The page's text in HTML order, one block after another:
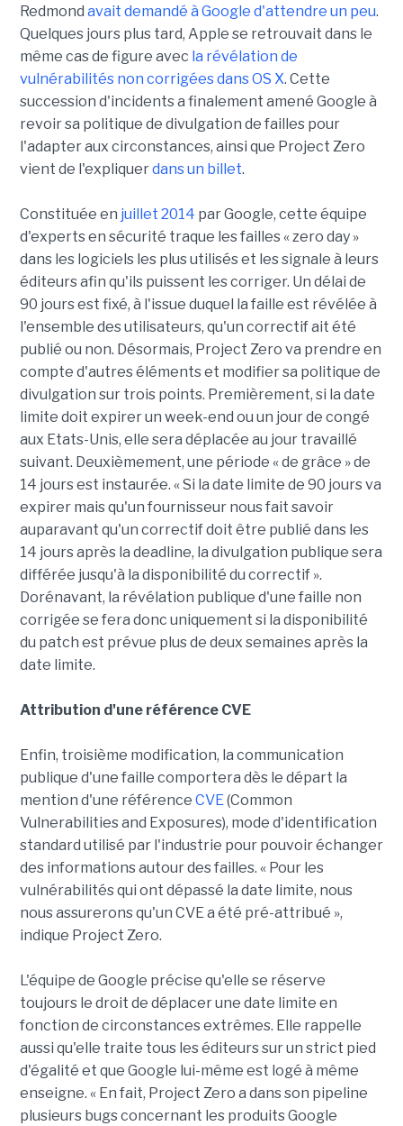
Redmond avait demandé à Google d'attendre un peu.
Quelques jours plus tard, Apple se retrouvait dans le
même cas de figure avec la révélation de
vulnérabilités non corrigées dans OS X. Cette
succession d'incidents a finalement amené Google à
revoir sa politique de divulgation de failles pour
l'adapter aux circonstances, ainsi que Project Zero
vient de l'expliquerdans un billet.
Constituée en juillet 2014 par Google, cette équipe
d'experts en sécurité traque les failles « zero day »
dans les logiciels les plus utilisés et les signale à leurs
éditeurs afin qu'ils puissent les corriger. Un délai de
90 jours est fixé, à l'issue duquel la faille est révélée à
l'ensemble des utilisateurs, qu'un correctif ait été
publié ou non. Désormais, Project Zero va prendre en
compte d'autres éléments et modifier sa politique de
divulgation sur trois points. Premièrement, si la date
limite doit expirer un week-end ou un jour de congé
aux Etats-Unis, elle sera déplacée au jour travaillé
suivant. Deuxièmement, une période « de grâce » de
14 jours est instaurée. « Si la date limite de 90 jours va
expirer mais qu'un fournisseur nous fait savoir
auparavant qu'un correctif doit être publié dans les
14 jours après la deadline, la divulgation publique sera
différée jusqu'à la disponibilité du correctif ».
Dorénavant, la révélation publique d'une faille non
corrigée se fera donc uniquement si la disponibilité
du patch est prévue plus de deux semaines après la
date limite.
Attribution d'une référence CVE
Enfin, troisième modification, la communication
publique d'une faille comportera dès le départ la
mention d'une référence CVE(Common
Vulnerabilities and Exposures), mode d'identification
standard utilisé par l'industrie pour pouvoir échanger
des informations autour des failles. « Pour les
vulnérabilités qui ont dépassé la date limite, nous
nous assurerons qu'un CVE a été pré-attribué »,
indique Project Zero.
L'équipe de Google précise qu'elle se réserve
toujours le droit de déplacer une date limite en
fonction de circonstances extrêmes. Elle rappelle
aussi qu'elle traite tous les éditeurs sur un strict pied
d'égalité et que Google lui-même est logé à même
enseigne. « En fait, Project Zero a dans son pipeline
plusieurs bugs concernant les produits Google